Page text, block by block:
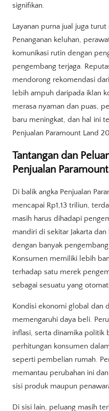
signifikan.
Layanan purna jual juga
Penanganan keluhan,
komunikasi rutin dengan
pengembang terjaga.
mendorong rekomendasi
lebih ampuh daripada iklan
merasa nyaman dan puas,
baru meningkat, dan hal ini
Penjualan Paramount Land
Tantangan dan
Penjualan
Di balik angka Penjualan
mencapai Rp1,13 triliun,
masih harus dihadapi
mandiri di sekitar Jakarta
dengan banyak
Konsumen memiliki lebih
terhadap satu merek
sebagai sesuatu yang
Kondisi ekonomi global dan
memengaruhi daya beli.
inflasi, serta dinamika politik
perhitungan konsumen
seperti pembelian rumah.
memantau perubahan ini
sisi produk maupun
Di sisi lain, peluang masih